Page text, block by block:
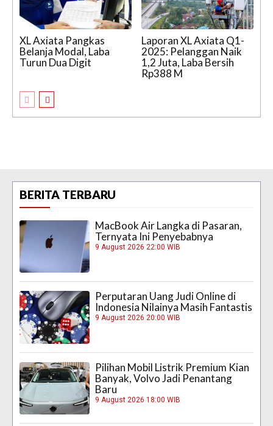
XL Axiata Pangkas
Belanja Modal, Laba
Turun Dua Digit
Laporan XL Axiata Q1-
2025: Pelanggan Naik
1,2 Juta, Laba Bersih
Rp388 M
BERITA TERBARU
MacBook Air Langka di Pasaran,
Ternyata Ini Penyebabnya
9 August 2026 22:00 WIB
Perputaran Uang Judi Online di
Indonesia Nilainya Masih Fantastis
9 August 2026 20:00 WIB
Pilihan Mobil Listrik Premium Kian
Banyak, Volvo Jadi Penantang
Baru
9 August 2026 18:00 WIB